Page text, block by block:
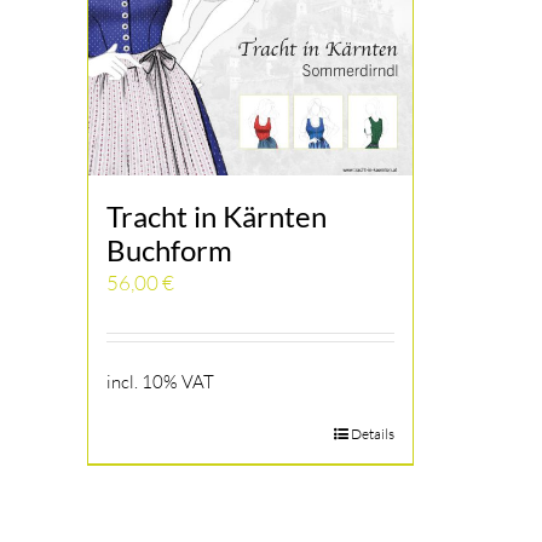
Tracht in Kärnten
Buchform
56,00€
incl. 10% VAT
Details